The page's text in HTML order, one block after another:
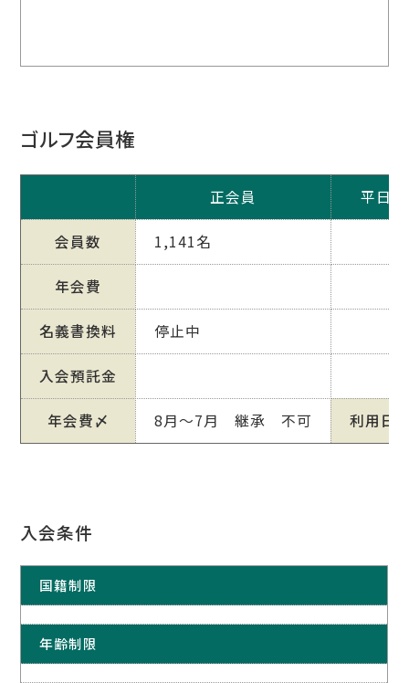
ゴルフ会員権
正会員 平日
会員数 1,141名
年会費
名義書換料 停止中
入会預託金
年会費〆 8月～7月 継承 不可 利用日
入会条件
国籍制限
年齢制限